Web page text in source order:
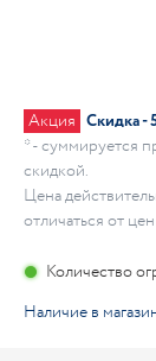
Акция Скидка -
* - суммируется
скидкой.
Цена
отличаться от
Количество
Наличие в